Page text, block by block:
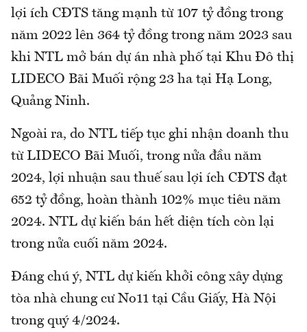
lợi ích CĐTS tăng mạnh từ 107 tỷ đồng trong
năm 2022 lên 364 tỷ đồng trong năm 2023 sau
khi NTL mở bán dự án nhà phố tại Khu Đô thị
LIDECO Bãi Muối rộng 23 ha tại Hạ Long,
Quảng Ninh.
Ngoài ra, do NTL tiếp tục ghi nhận doanh thu
từ LIDECO Bãi Muối, trong nửa đầu năm
2024, lợi nhuận sau thuế sau lợi ích CĐTS đạt
652 tỷ đồng, hoàn thành 102% mục tiêu năm
2024. NTL dự kiến bán hết diện tích còn lại
trong nửa cuối năm 2024.
Đáng chú ý, NTL dự kiến khởi công xây dựng
tòa nhà chung cư No11 tại Cầu Giấy, Hà Nội
trong quý 4/2024.